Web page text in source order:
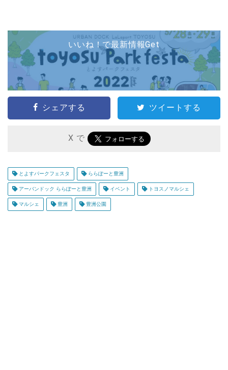
いいね！で最新情報Get
シェアする ツイートする
X で
とよすパークフェスタ ららぽーと豊洲
アーバンドック ららぽーと豊洲 イベント トヨスノマルシェ
マルシェ 豊洲 豊洲公園